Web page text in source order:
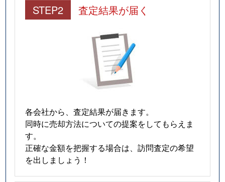
STEP2 査定結果が届く
各会社から、査定結果が届きます。
同時に売却方法についての提案をしてもらえま
す。
正確な金額を把握する場合は、訪問査定の希望
を出しましょう！